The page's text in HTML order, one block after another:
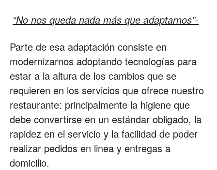
Marketing
para
Restaurantes
“No nos queda nada más que adaptarnos”-
Parte de esa adaptación consiste en
modernizarnos adoptando tecnologías para
estar a la altura de los cambios que se
requieren en los servicios que ofrece nuestro
restaurante: principalmente la higiene que
debe convertirse en un estándar obligado, la
rapidez en el servicio y la facilidad de poder
realizar pedidos en linea y entregas a
domicilio.